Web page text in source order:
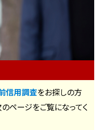
信用調査をお探しの方
のページをご覧になってく